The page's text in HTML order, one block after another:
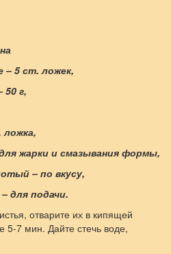
– 5 ст. ложек,
г,
жарки и смазывания формы,
– по вкусу,
для подачи.
отварите их в кипящей
5-7 мин. Дайте стечь воде,